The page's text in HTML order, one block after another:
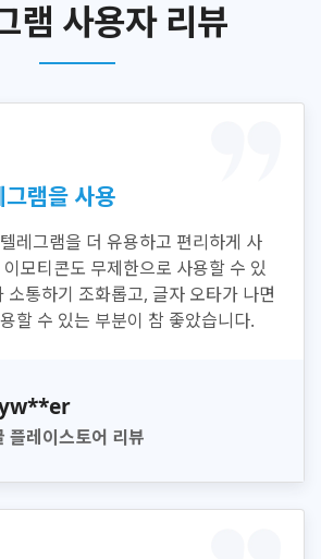
램 사용자 리뷰
램을 사용
레그램을 더 유용하고 편리하게 사
모티콘도 무제한으로 사용할 수 있
소통하기 조화롭고, 글자 오타가 나면
할 수 있는 부분이 참 좋았습니다.
플레이스토어 리뷰